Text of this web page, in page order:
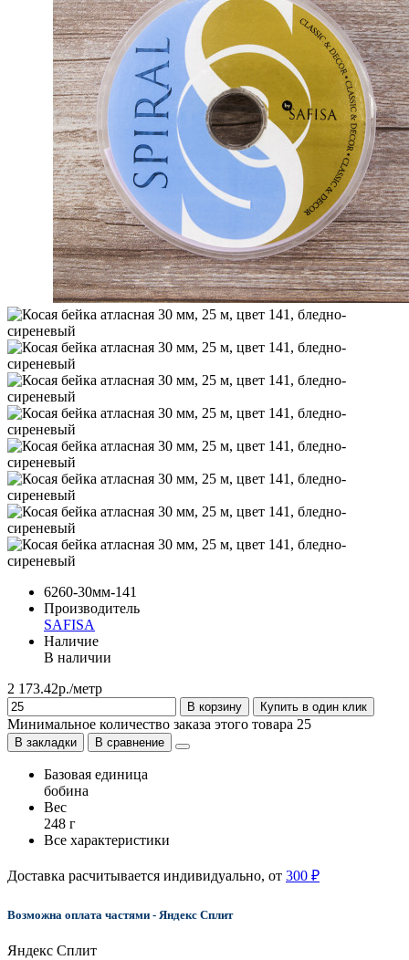
6260-30мм-141
Производитель
SAFISA
Наличие
В наличии
2 173.42р./метр
В корзину Купить в один клик
Минимальное количество заказа этого товара 25
В закладки В сравнение
Базовая единица
бобина
Вес
248 г
Все характеристики
Доставка расчитывается индивидуально, от 300 ₽
Возможна оплата частями - Яндекс Сплит
Яндекс Сплит